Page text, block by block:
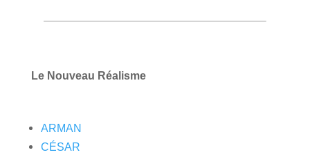
Le Nouveau Réalisme
ARMAN
CÉSAR